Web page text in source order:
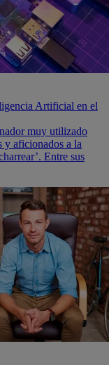
Artificial en el
muy utilizado
y aficionados a la
Entre sus